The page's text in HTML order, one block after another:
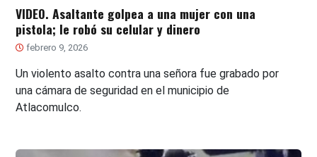
VIDEO. Asaltante golpea a una mujer con una
pistola; le robó su celular y dinero
febrero 9, 2026
Un violento asalto contra una señora fue grabado por
una cámara de seguridad en el municipio de
Atlacomulco.